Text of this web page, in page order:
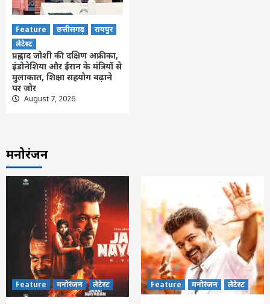
Feature छत्तीसगढ़
रायपुर
लेटेस्ट
प्रह्लाद जोशी की दक्षिण अफ्रीका,
इंडोनेशिया और ईरान के मंत्रियों से
मुलाकात, शिक्षा सहयोग बढ़ाने
पर जोर
August 7, 2026
मनोरंजन
Feature मनोरंजन लेटेस्ट Feature मनोरंजन लेटेस्ट